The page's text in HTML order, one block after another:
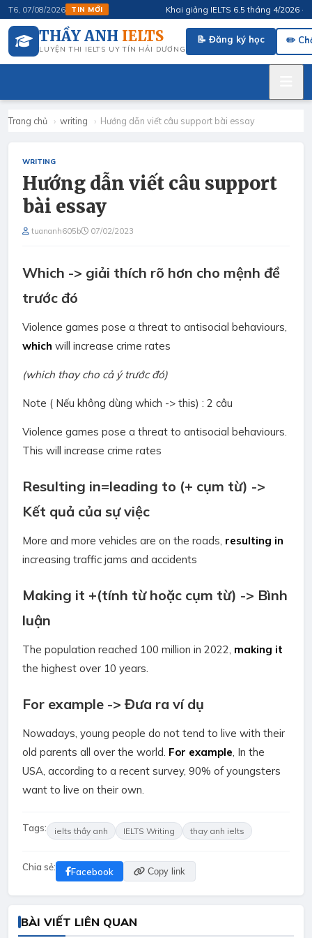
T6, 07/08/2026 TIN MỚI Khai giảng IELTS 6.5 tháng 4/2026 ·
THẦY ANH IELTS
LUYỆN THI IELTS UY TÍN HẢI DƯƠNG
📝 Đăng ký học ✏️
Trang chủ › writing › Hướng dẫn viết câu support bài essay
WRITING
Hướng dẫn viết câu support
bài essay
tuananh605b 07/02/2023
Which -> giải thích rõ hơn cho mệnh đề
trước đó
Violence games pose a threat to antisocial behaviours,
which will increase crime rates
(which thay cho cả ý trước đó)
Note ( Nếu không dùng which -> this) : 2 câu
Violence games pose a threat to antisocial behaviours.
This will increase crime rates
Resulting in=leading to (+ cụm từ) ->
Kết quả của sự việc
More and more vehicles are on the roads, resulting in
increasing traffic jams and accidents
Making it +(tính từ hoặc cụm từ) -> Bình
luận
The population reached 100 million in 2022, making it
the highest over 10 years.
For example -> Đưa ra ví dụ
Nowadays, young people do not tend to live with their
old parents all over the world. For example, In the
USA, according to a recent survey, 90% of youngsters
want to live on their own.
Tags: ielts thầy anh IELTS Writing thay anh ielts
Chia sẻ: Facebook Copy link
BÀI VIẾT LIÊN QUAN